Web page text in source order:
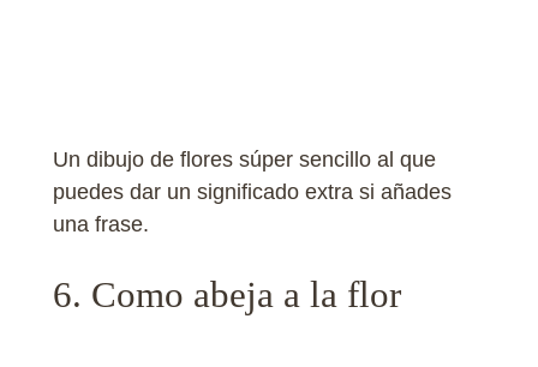
Un dibujo de flores súper sencillo al que
puedes dar un significado extra si añades
una frase.
6. Como abeja a la flor